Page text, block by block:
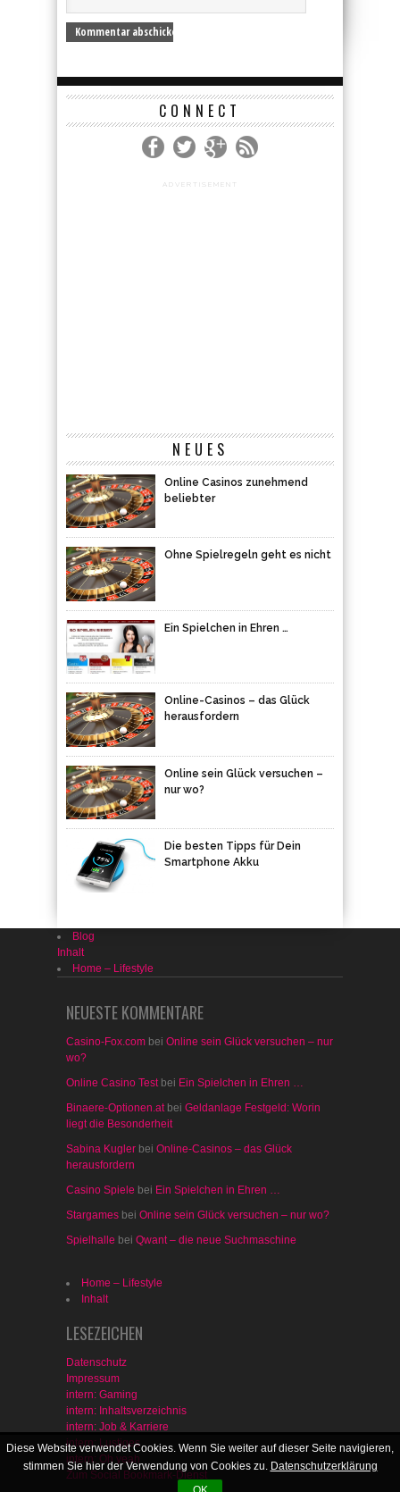
CONNECT
ADVERTISEMENT
NEUES
Online Casinos zunehmend
beliebter
Ohne Spielregeln geht es nicht
Ein Spielchen in Ehren …
Online-Casinos – das Glück
herausfordern
Online sein Glück versuchen –
nur wo?
Die besten Tipps für Dein
Smartphone Akku
Blog
Inhalt
Home – Lifestyle
NEUESTE KOMMENTARE
Casino-Fox.com bei Online sein Glück versuchen – nur
wo?
Online Casino Test bei Ein Spielchen in Ehren …
Binaere-Optionen.at bei Geldanlage Festgeld: Worin
liegt die Besonderheit
Sabina Kugler bei Online-Casinos – das Glück
herausfordern
Casino Spiele bei Ein Spielchen in Ehren …
Stargames bei Online sein Glück versuchen – nur wo?
Spielhalle bei Qwant – die neue Suchmaschine
Home – Lifestyle
Inhalt
LESEZEICHEN
Datenschutz
Impressum
intern: Gaming
intern: Inhaltsverzeichnis
intern: Job & Karriere
intern: Lustiges
intern: Oh yeah
Zum Social Bookmark-Dienst
Diese Website verwendet Cookies. Wenn Sie weiter auf dieser Seite navigieren,
stimmen Sie hier der Verwendung von Cookies zu. Datenschutzerklärung